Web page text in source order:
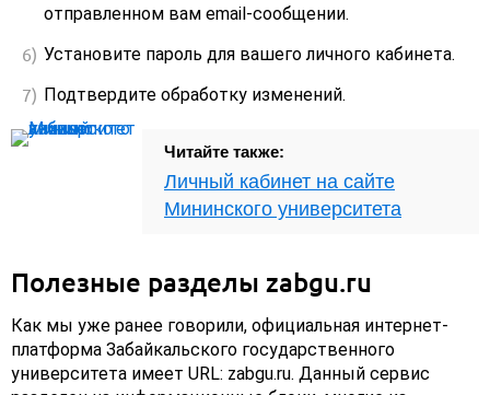
отправленном вам email-сообщении.
Установите пароль для вашего личного кабинета.
Подтвердите обработку изменений.
Читайте также:
Личный кабинет на сайте
Мининского университета
Полезные разделы zabgu.ru
Как мы уже ранее говорили, официальная интернет-
платформа Забайкальского государственного
университета имеет URL: zabgu.ru. Данный сервис